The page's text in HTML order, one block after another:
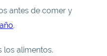
antes de comer y
.
los alimentos.